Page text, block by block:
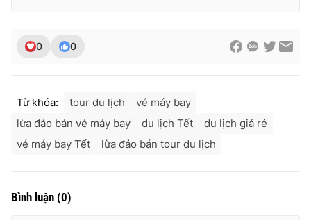
0 0
Từ khóa: tour du lịch
vé máy bay
lừa đảo bán vé máy bay
du lịch Tết
du lịch giá rẻ
vé máy bay Tết
lừa đảo bán tour du lịch
Bình luận (0)